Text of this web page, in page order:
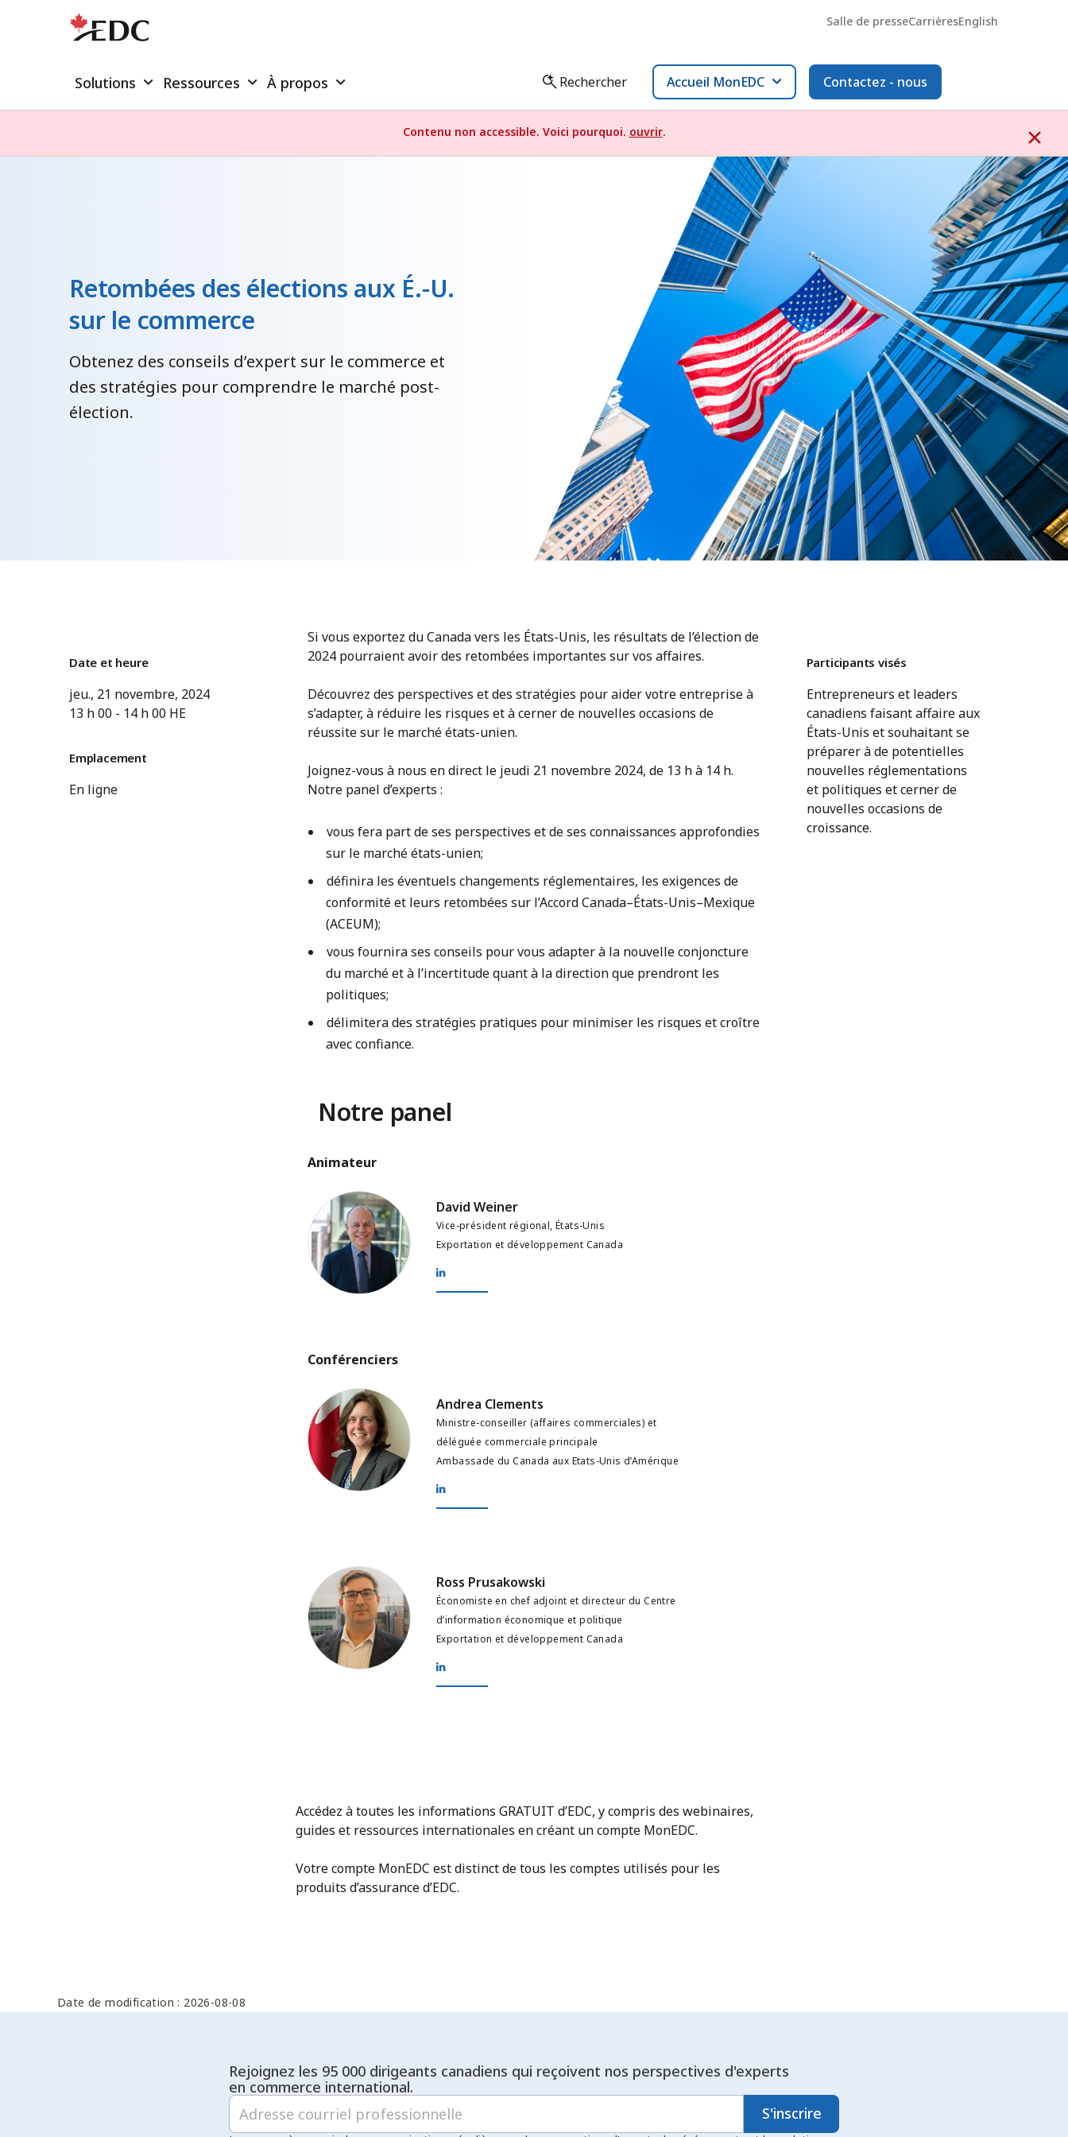
Salle de presseCarrièresEnglish
Solutions Ressources À propos Rechercher Accueil MonEDC Contactez - nous
Contenu non accessible. Voici pourquoi. ouvrir.
Retombées des élections aux É.-U.
sur le commerce
Obtenez des conseils d’expert sur le commerce et
des stratégies pour comprendre le marché post-
élection.
Date et heure
jeu., 21 novembre, 2024
13 h 00 - 14 h 00 HE
Emplacement
En ligne
Si vous exportez du Canada vers les États-Unis, les résultats de l’élection de
2024 pourraient avoir des retombées importantes sur vos affaires.
Découvrez des perspectives et des stratégies pour aider votre entreprise à
s’adapter, à réduire les risques et à cerner de nouvelles occasions de
réussite sur le marché états-unien.
Joignez-vous à nous en direct le jeudi 21 novembre 2024, de 13 h à 14 h.
Notre panel d’experts :
vous fera part de ses perspectives et de ses connaissances approfondies
sur le marché états-unien;
définira les éventuels changements réglementaires, les exigences de
conformité et leurs retombées sur l’Accord Canada–États-Unis–Mexique
(ACEUM);
vous fournira ses conseils pour vous adapter à la nouvelle conjoncture
du marché et à l’incertitude quant à la direction que prendront les
politiques;
délimitera des stratégies pratiques pour minimiser les risques et croître
avec confiance.
Notre panel
Animateur
David Weiner David Weiner
Vice-président régional, États-Unis
Exportation et développement Canada
Conférenciers
Andrea Clements Andrea Clements
Ministre-conseiller (affaires commerciales) et
déléguée commerciale principale
Ambassade du Canada aux Etats-Unis d’Amérique
Ross Prusakowski Ross Prusakowski
Économiste en chef adjoint et directeur du Centre
d’information économique et politique
Exportation et développement Canada
Participants visés
Entrepreneurs et leaders
canadiens faisant affaire aux
États-Unis et souhaitant se
préparer à de potentielles
nouvelles réglementations
et politiques et cerner de
nouvelles occasions de
croissance.
Accédez à toutes les informations GRATUIT d’EDC, y compris des webinaires,
guides et ressources internationales en créant un compte MonEDC.
Votre compte MonEDC est distinct de tous les comptes utilisés pour les
produits d’assurance d’EDC.
Date de modification : 2026-08-08
Rejoignez les 95 000 dirigeants canadiens qui reçoivent nos perspectives d'experts
en commerce international.
S'inscrire